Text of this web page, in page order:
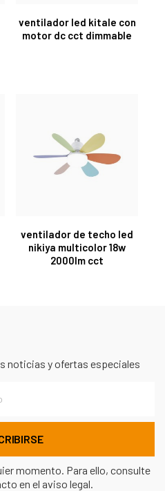
ventilador led kitale con
motor dc cct dimmable
ventilador de techo led
nikiya multicolor 18w
2000lm cct
noticias y ofertas especiales
momento. Para ello, consulte
en el aviso legal.